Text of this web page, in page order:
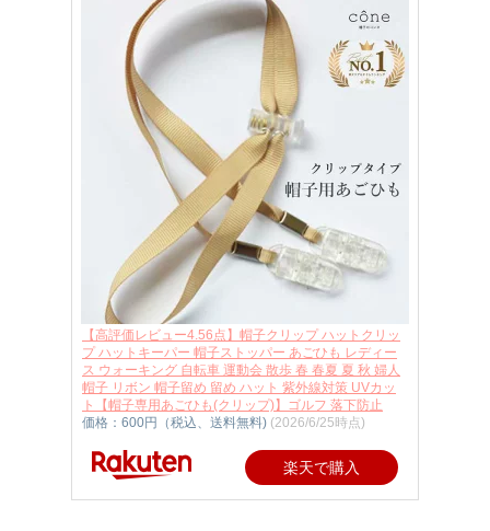
【高評価レビュー4.56点】帽子クリップ ハットクリッ
プ ハットキーパー 帽子ストッパー あごひも レディー
ス ウォーキング 自転車 運動会 散歩 春 春夏 夏 秋 婦人
帽子 リボン 帽子留め 留め ハット 紫外線対策 UVカッ
ト【帽子専用あごひも(クリップ)】ゴルフ 落下防止
価格：600円（税込、送料無料) (2026/6/25時点)
楽天で購入